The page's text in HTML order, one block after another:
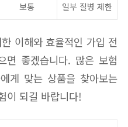
보통 일부 질병 제한
이해와 효율적인 가입 전
면 좋겠습니다. 많은 보험
게 맞는 상품을 찾아보는
이 되길 바랍니다!